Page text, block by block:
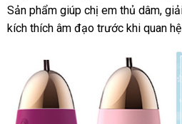
dụng
Sản phẩm giúp chị em thủ dâm
cấp
,
kích thích âm đạo trước khi quan